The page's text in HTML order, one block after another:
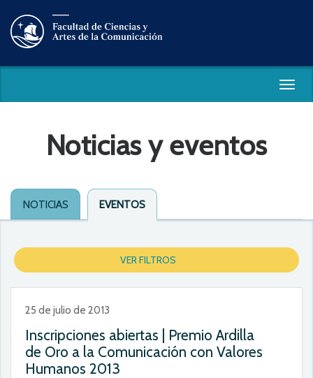
Noticias y eventos
NOTICIAS EVENTOS
VER FILTROS
25 de julio de 2013
Inscripciones abiertas | Premio Ardilla
de Oro a la Comunicación con Valores
Humanos 2013